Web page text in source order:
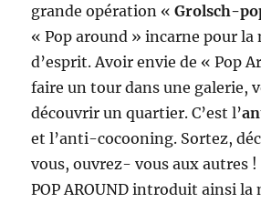
grande opération «Grolsch-
« Pop around » incarne pour la
d’esprit. Avoir envie de « Pop
faire un tour dans une galerie,
découvrir un quartier. C’est l’
et l’anti-cocooning. Sortez,
vous, ouvrez- vous aux autres !
POP AROUND introduit ainsi la